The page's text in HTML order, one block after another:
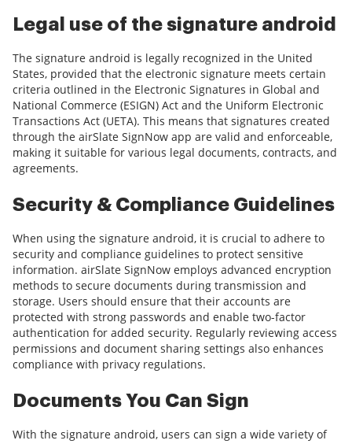
Legal use of the signature android
The signature android is legally recognized in the United
States, provided that the electronic signature meets certain
criteria outlined in the Electronic Signatures in Global and
National Commerce (ESIGN) Act and the Uniform Electronic
Transactions Act (UETA). This means that signatures created
through the airSlate SignNow app are valid and enforceable,
making it suitable for various legal documents, contracts, and
agreements.
Security & Compliance Guidelines
When using the signature android, it is crucial to adhere to
security and compliance guidelines to protect sensitive
information. airSlate SignNow employs advanced encryption
methods to secure documents during transmission and
storage. Users should ensure that their accounts are
protected with strong passwords and enable two-factor
authentication for added security. Regularly reviewing access
permissions and document sharing settings also enhances
compliance with privacy regulations.
Documents You Can Sign
With the signature android, users can sign a wide variety of